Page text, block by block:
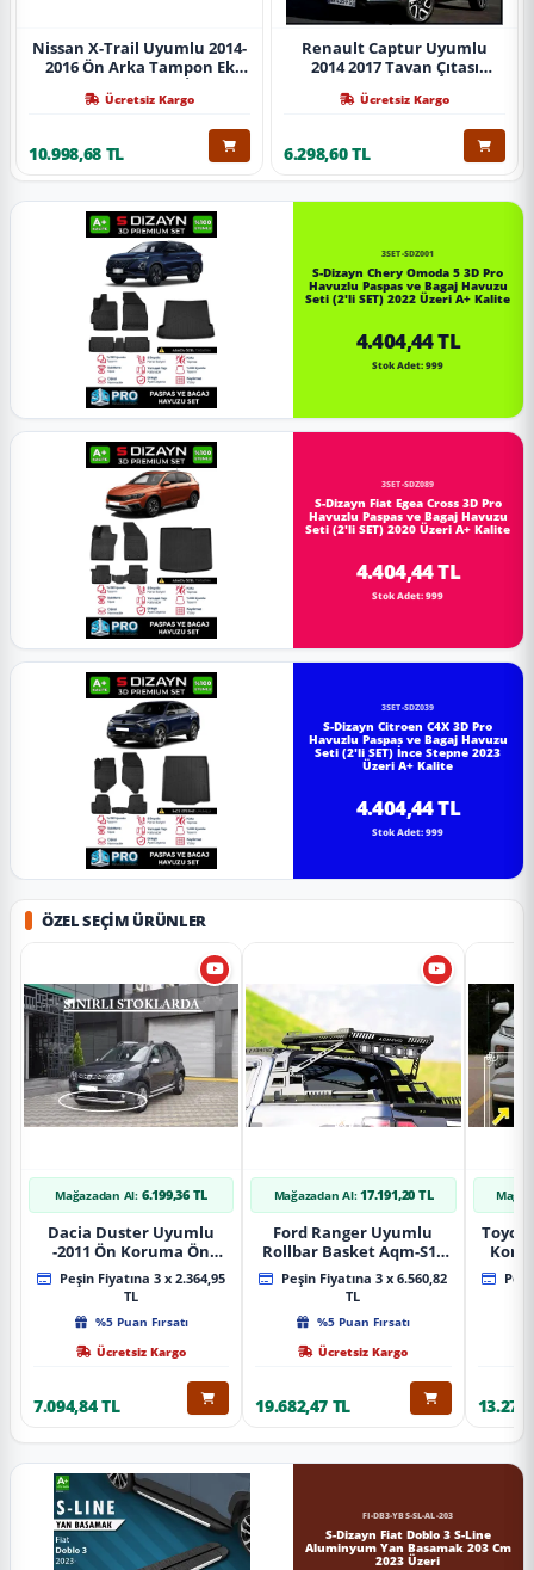
Nissan X-Trail Uyumlu 2014-
2016 Ön Arka Tampon Ek
Koruma Difüzör İthal
Ücretsiz Kargo
10.998,68 TL
Renault Captur Uyumlu
2014 2017 Tavan Çıtası
Ücretsiz Kargo
6.298,60 TL
3SET-SDZ001
S-Dizayn Chery Omoda 5 3D Pro
Havuzlu Paspas ve Bagaj Havuzu
Seti (2'li SET) 2022 Üzeri A+ Kalite
4.404,44 TL
Stok Adet: 999
3SET-SDZ089
S-Dizayn Fiat Egea Cross 3D Pro
Havuzlu Paspas ve Bagaj Havuzu
Seti (2'li SET) 2020 Üzeri A+ Kalite
4.404,44 TL
Stok Adet: 999
3SET-SDZ039
S-Dizayn Citroen C4X 3D Pro
Havuzlu Paspas ve Bagaj Havuzu
Seti (2'li SET) İnce Stepne 2023
Üzeri A+ Kalite
4.404,44 TL
Stok Adet: 999
ÖZEL SEÇIM ÜRÜNLER
Mağazadan Al: 6.199,36 TL
Dacia Duster Uyumlu
-2011 Ön Koruma Ön
Tekli Koruma
Peşin Fiyatına 3 x 2.364,95
TL
%5 Puan Fırsatı
Ücretsiz Kargo
7.094,84 TL
Mağazadan Al: 17.191,20 TL
Ford Ranger Uyumlu
Rollbar Basket Aqm-S10
2015+ Uyumlu
Peşin Fiyatına 3 x 6.560,82
TL
%5 Puan Fırsatı
Ücretsiz Kargo
19.682,47 TL
FI-DB3-YBS-SL-AL-203
S-Dizayn Fiat Doblo 3 S-Line
Aluminyum Yan Basamak 203 Cm
2023 Üzeri